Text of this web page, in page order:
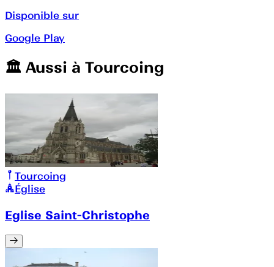
Disponible sur
Google Play
🏛️️ Aussi à Tourcoing
Tourcoing
Église
Eglise Saint-Christophe